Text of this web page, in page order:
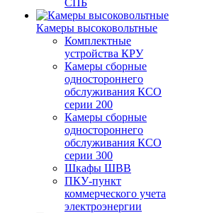
СПБ
Камеры высоковольтные
Комплектные
устройства КРУ
Камеры сборные
одностороннего
обслуживания КСО
серии 200
Камеры сборные
одностороннего
обслуживания КСО
серии 300
Шкафы ШВВ
ПКУ-пункт
коммерческого учета
электроэнергии